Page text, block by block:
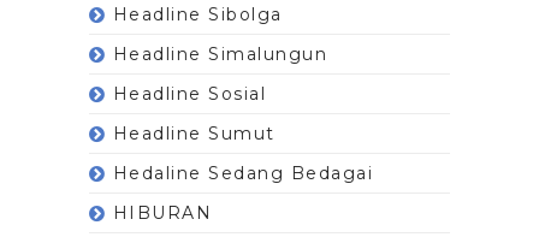
Headline Sibolga
Headline Simalungun
Headline Sosial
Headline Sumut
Hedaline Sedang Bedagai
HIBURAN